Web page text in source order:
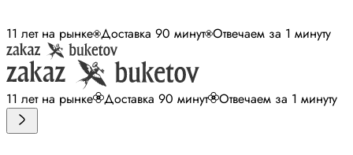
11 лет на рынке Доставка 90 минут Отвечаем за 1 минуту
11 лет на рынке Доставка 90 минут Отвечаем за 1 минуту